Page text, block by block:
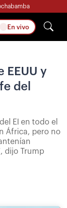
En vivo
EEUU y
del
EI en todo el
África, pero no
dijo Trump